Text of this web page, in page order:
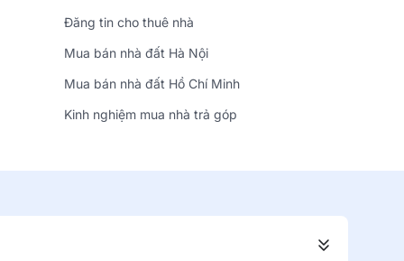
Đăng tin cho thuê nhà
Mua bán nhà đất Hà Nội
Mua bán nhà đất Hồ Chí Minh
Kinh nghiệm mua nhà trả góp